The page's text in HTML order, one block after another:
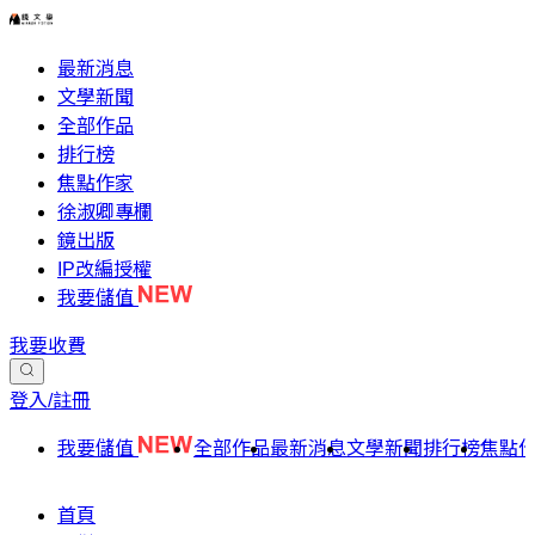
最新消息
文學新聞
全部作品
排行榜
焦點作家
徐淑卿專欄
鏡出版
IP改編授權
我要儲值
我要收費
登入/註冊
我要儲值 全部作品最新消息文學新聞排行榜焦點
首頁